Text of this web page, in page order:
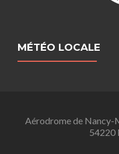
MÉTÉO LOCALE
Aérodrome de Nancy-
54220